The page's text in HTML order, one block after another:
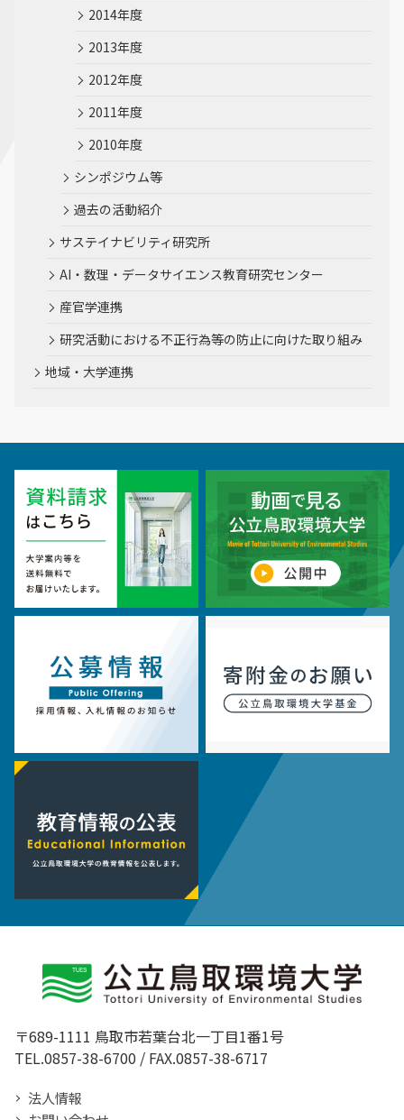
2014年度
2013年度
2012年度
2011年度
2010年度
シンポジウム等
過去の活動紹介
サステイナビリティ研究所
AI・数理・データサイエンス教育研究センター
産官学連携
研究活動における不正行為等の防止に向けた取り組み
地域・大学連携
〒689-1111 鳥取市若葉台北一丁目1番1号
TEL.0857-38-6700 / FAX.0857-38-6717
法人情報